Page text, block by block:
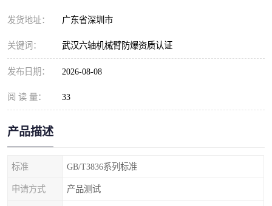
发货地址： 广东省深圳市
关键词： 武汉六轴机械臂防爆资质认证
发布日期： 2026-08-08
阅 读 量： 33
产品描述
标准 GB/T3836系列标准
申请方式 产品测试